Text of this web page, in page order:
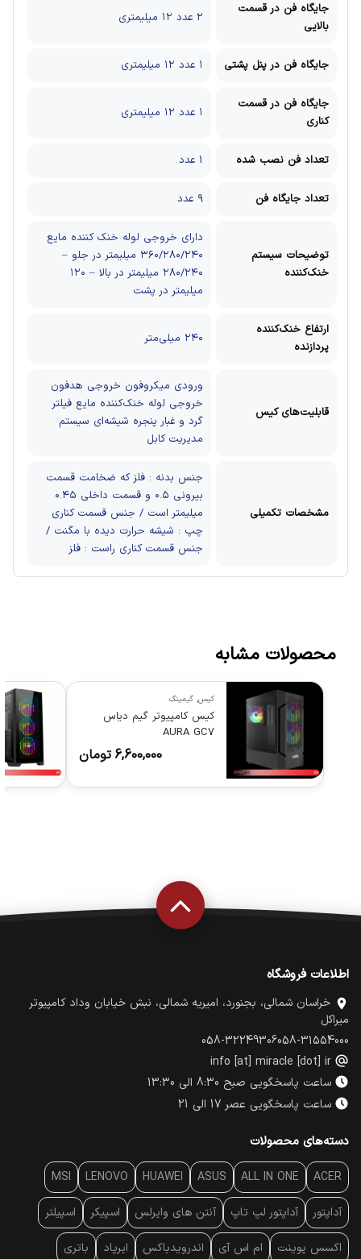
جایگاه فن در قسمت
بالایی
۲ عدد ۱۲ میلیمتری
جایگاه فن در پنل پشتی ۱ عدد ۱۲ میلیمتری
جایگاه فن در قسمت
کناری
۱ عدد ۱۲ میلیمتری
تعداد فن نصب شده 1 عدد
تعداد جایگاه فن ۹ عدد
توضیحات سیستم
خنک‌کننده
دارای خروجی لوله خنک کننده مایع
۳۶۰/۲۸۰/۲۴۰ میلیمتر در جلو –
۲۸۰/۲۴۰ میلیمتر در بالا – ۱۲۰
میلیمتر در پشت
ارتفاع خنک‌کننده
پردازنده
۲۴۰ میلی‌متر
قابلیت‌های کیس
ورودی میکروفون خروجی هدفون
خروجی لوله خنک‌کننده مایع فیلتر
گرد و غبار پنجره شیشه‌ای سیستم
مدیریت کابل
مشخصات تکمیلی
جنس بدنه : فلز که ضخامت قسمت
بیرونی ۰.۵ و قسمت داخلی ۰.۴۵
میلیمتر است / جنس قسمت کناری
چپ : شیشه حرارت دیده با مگنت /
جنس قسمت کناری راست : فلز
محصولات مشابه
کیس, گیمینگ
کیس کامپیوتر گیم دیاس
AURA GC7
6,600,000 تومان
اطلاعات فروشگاه
خراسان شمالی، بجنورد، امیریه شمالی، نبش خیابان وداد کامپیوتر
میراکل
058-31554000
058-32249306
info [at] miracle [dot] ir
ساعت پاسخگویی صبح 8:30 الی 13:30
ساعت پاسخگویی عصر 17 الی 21
دسته‌های محصولات
ACER
ALL IN ONE
ASUS
HUAWEI
LENOVO
MSI
آداپتور آداپتور لپ تاپ آنتن‌ های وایرلس اسپیکر اسپیلتر
اکسس پوینت ام اس آی اندرویدباکس ایرپاد باتری